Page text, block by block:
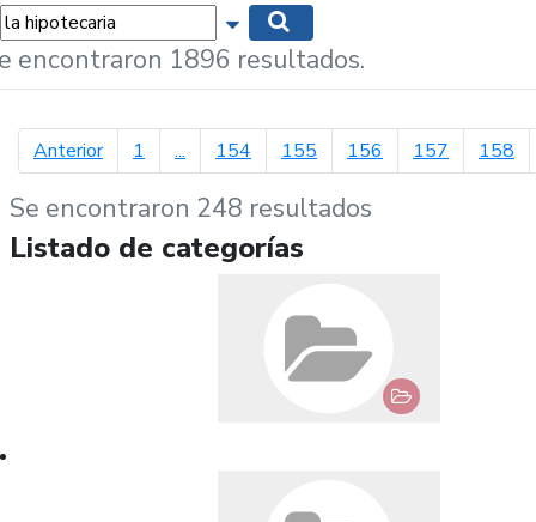
Mostrar opciones de búsqueda
encontraron 1896 resultados.
Anteriorpágina anterior
1 ... 154 155 156 157 158
Se encontraron 248 resultados
Listado de categorías